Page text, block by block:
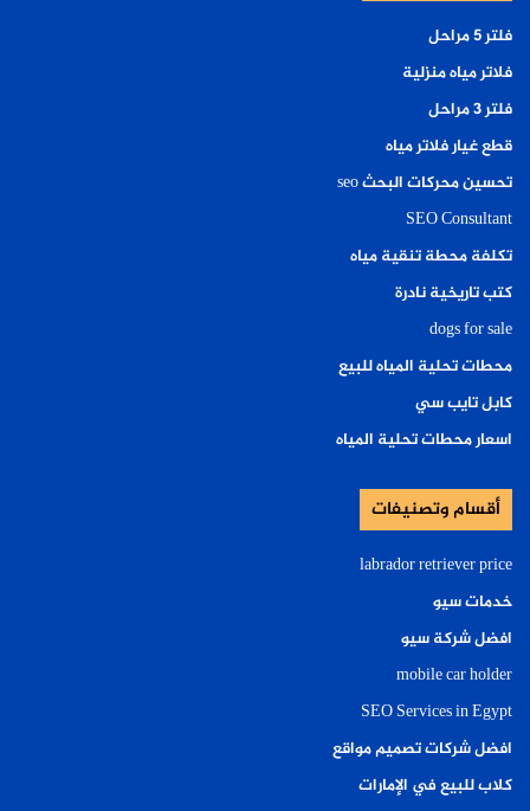
فلتر ٥ مراحل
فلاتر مياه منزلية
فلتر ٣ مراحل
قطع غيار فلاتر مياه
تحسين محركات البحث seo
SEO Consultant
تكلفة محطة تنقية مياه
كتب تاريخية نادرة
dogs for sale
محطات تحلية المياه للبيع
كابل تايب سي
اسعار محطات تحلية المياه
أقسام وتصنيفات
labrador retriever price
خدمات سيو
افضل شركة سيو
mobile car holder
SEO Services in Egypt
افضل شركات تصميم مواقع
كلاب للبيع في الإمارات